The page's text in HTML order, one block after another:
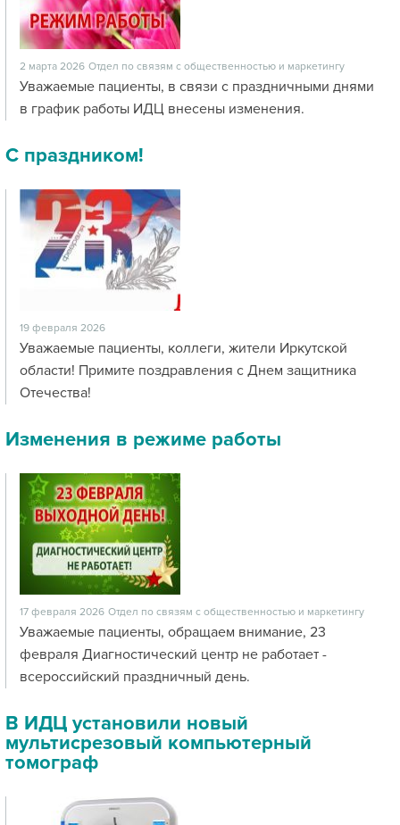
2 марта 2026 Отдел по связям с общественностью и маркетингу
Уважаемые пациенты, в связи с праздничными днями
в график работы ИДЦ внесены изменения.
С праздником!
19 февраля 2026
Уважаемые пациенты, коллеги, жители Иркутской
области! Примите поздравления с Днем защитника
Отечества!
Изменения в режиме работы
17 февраля 2026 Отдел по связям с общественностью и маркетингу
Уважаемые пациенты, обращаем внимание, 23
февраля Диагностический центр не работает -
всероссийский праздничный день.
В ИДЦ установили новый
мультисрезовый компьютерный
томограф